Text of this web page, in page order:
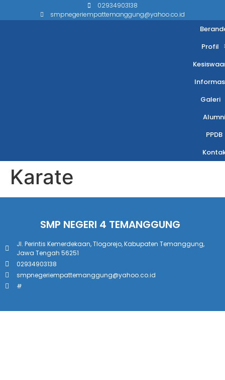
02934903138
smpnegeriempattemanggung@yahoo.co.id
Profil
Galeri
Alumni
PPDB
Karate
SMP NEGERI 4 TEMANGGUNG
Jl. Perintis Kemerdekaan, Tlogorejo, Kabupaten Temanggung,
Jawa Tengah 56251
02934903138
smpnegeriempattemanggung@yahoo.co.id
#